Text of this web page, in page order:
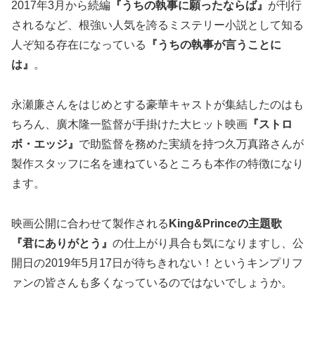
2017年3月から続編 『うちの執事に願ったならば』 が刊行
されるなど、根強い人気を誇るミステリー小説として知る
人ぞ知る存在になっている
『うちの執事が言うことに
は』
。
永瀬廉さんをはじめとする豪華キャストが集結したのはも
ちろん、廣木隆一監督が手掛けた大ヒット映画 『ストロ
ボ・エッジ』 で助監督を務めた実績を持つ久万真路さんが
製作スタッフに名を連ねているところも本作の特徴になり
ます。
映画公開に合わせて製作される King&Princeの主題歌
『君にありがとう』 の仕上がり具合も気になりますし、公
開日の2019年5月17日が待ちきれない！というキンプリフ
ァンの皆さんも多くなっているのではないでしょうか。